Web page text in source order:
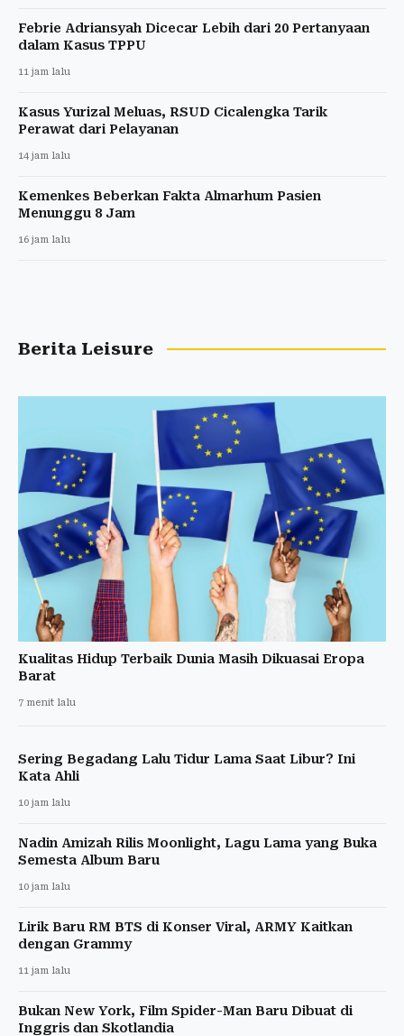
Febrie Adriansyah Dicecar Lebih dari 20 Pertanyaan
dalam Kasus TPPU
11 jam lalu
Kasus Yurizal Meluas, RSUD Cicalengka Tarik
Perawat dari Pelayanan
14 jam lalu
Kemenkes Beberkan Fakta Almarhum Pasien
Menunggu 8 Jam
16 jam lalu
Berita Leisure
Kualitas Hidup Terbaik Dunia Masih Dikuasai Eropa
Barat
7 menit lalu
Sering Begadang Lalu Tidur Lama Saat Libur? Ini
Kata Ahli
10 jam lalu
Nadin Amizah Rilis Moonlight, Lagu Lama yang Buka
Semesta Album Baru
10 jam lalu
Lirik Baru RM BTS di Konser Viral, ARMY Kaitkan
dengan Grammy
11 jam lalu
Bukan New York, Film Spider-Man Baru Dibuat di
Inggris dan Skotlandia